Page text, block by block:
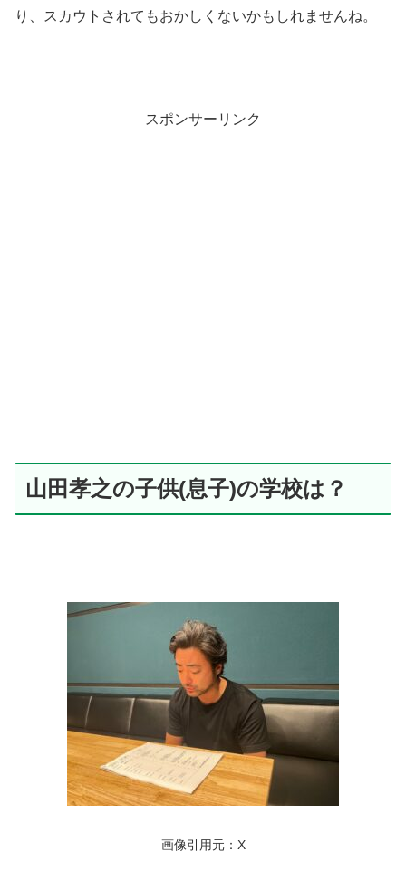
り、スカウトされてもおかしくないかもしれませんね。
スポンサーリンク
山田孝之の子供(息子)の学校は？
画像引用元：X